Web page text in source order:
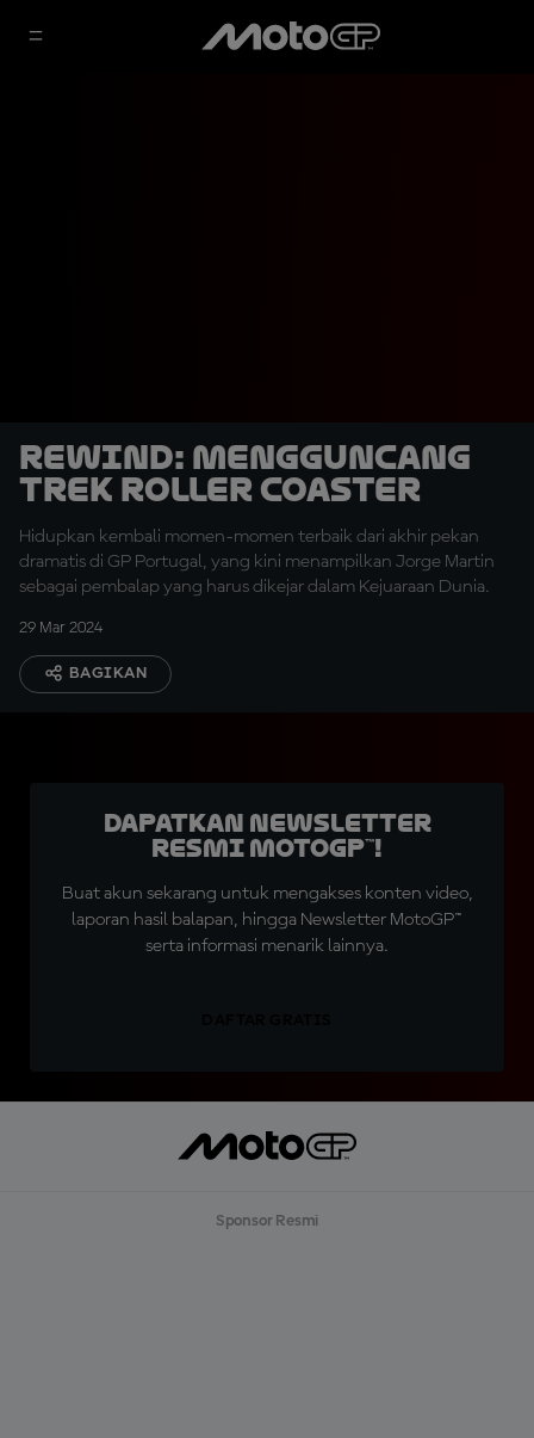
REWIND: Mengguncang
Trek Roller Coaster
Hidupkan kembali momen-momen terbaik dari akhir pekan
dramatis di GP Portugal, yang kini menampilkan Jorge Martin
sebagai pembalap yang harus dikejar dalam Kejuaraan Dunia.
29 Mar 2024
BAGIKAN
Dapatkan Newsletter
Resmi MotoGP™!
Buat akun sekarang untuk mengakses konten video,
laporan hasil balapan, hingga Newsletter MotoGP™
serta informasi menarik lainnya.
Sponsor Resmi